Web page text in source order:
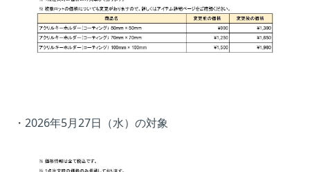
・2026年5月27日（水）の対象